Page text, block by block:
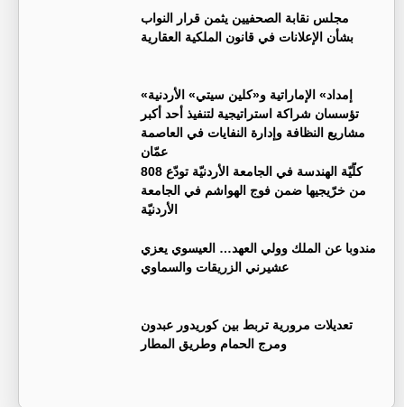
مجلس نقابة الصحفيين يثمن قرار النواب
بشأن الإعلانات في قانون الملكية العقارية
«إمداد» الإماراتية و«كلين سيتي» الأردنية
تؤسسان شراكة استراتيجية لتنفيذ أحد أكبر
مشاريع النظافة وإدارة النفايات في العاصمة
عمّان
كلّيّة الهندسة في الجامعة الأردنيّة تودّع 808
من خرّيجيها ضمن فوج الهواشم في الجامعة
الأردنيّة
مندوبا عن الملك وولي العهد… العيسوي يعزي
عشيرني الزريقات والسماوي
تعديلات مرورية تربط بين كوريدور عبدون
ومرج الحمام وطريق المطار